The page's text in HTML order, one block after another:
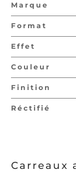
Marque
Format
Effet
Couleur
Finition
Réctifié
Carreaux